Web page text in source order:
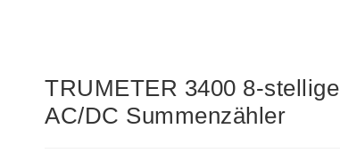
TRUMETER 3400 8-
AC/DC Summenzähler